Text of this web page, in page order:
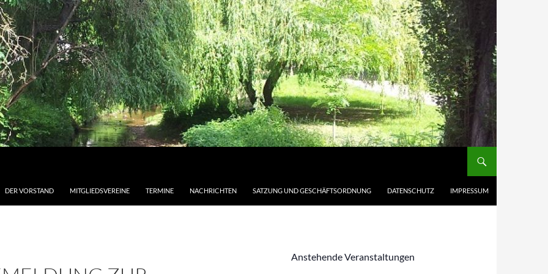
DER VORSTAND MITGLIEDSVEREINE TERMINE NACHRICHTEN SATZUNG UND GESCHÄFTSORDNUNG DATENSCHUTZ IMPRESSUM
Anstehende Veranstaltungen